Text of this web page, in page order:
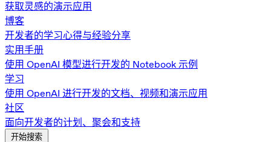
获取灵感的演示应用
博客
开发者的学习心得与经验分享
实用手册
使用 OpenAI 模型进行开发的 Notebook 示例
学习
使用 OpenAI 进行开发的文档、视频和演示应用
社区
面向开发者的计划、聚会和支持
开始搜索